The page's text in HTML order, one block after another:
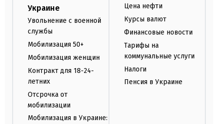
Украине
Увольнение с военной
службы
Мобилизация 50+
Мобилизация женщин
Контракт для 18-24-
летних
Отсрочка от
мобилизации
Мобилизация в Украине:
Цена нефти
Курсы валют
Финансовые новости
Тарифы на
коммунальные услуги
Налоги
Пенсия в Украине